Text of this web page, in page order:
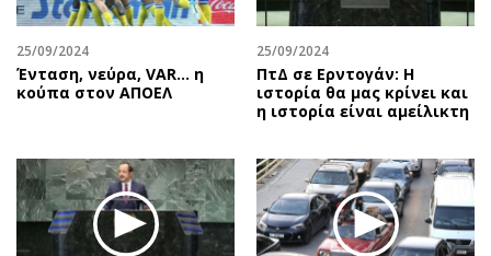
25/09/2024
Ένταση, νεύρα, VAR… η
κούπα στον ΑΠΟΕΛ
25/09/2024
ΠτΔ σε Ερντογάν: Η
ιστορία θα μας κρίνει και
η ιστορία είναι αμείλικτη